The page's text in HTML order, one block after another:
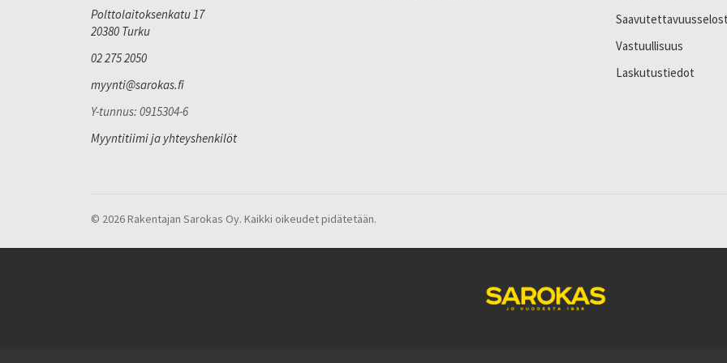
Polttolaitoksenkatu 17
20380 Turku
02 275 2050
myynti@sarokas.fi
Y-tunnus: 0915304-6
Myyntitiimi ja yhteyshenkilöt
Vastuullisuus
Laskutustiedot
© 2026 Rakentajan Sarokas Oy. Kaikki oikeudet pidätetään.